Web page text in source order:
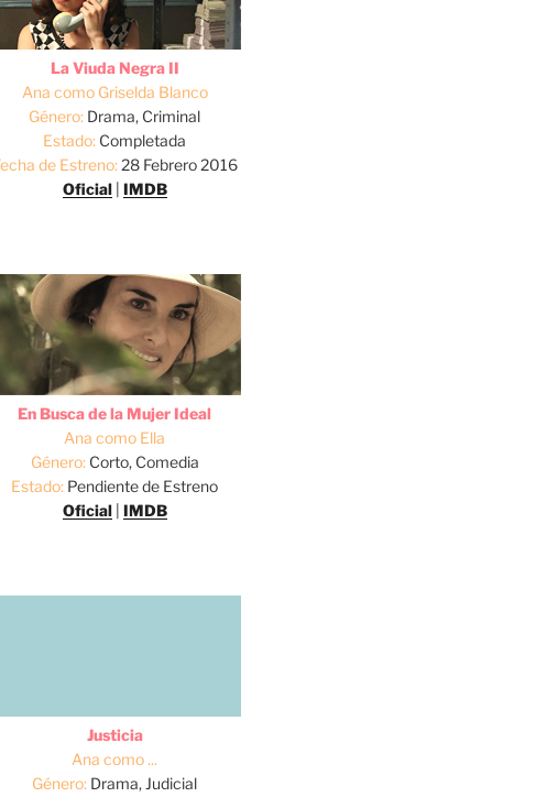
La Viuda Negra II
Ana como Griselda Blanco
Género: Drama, Criminal
Estado: Completada
de Estreno:28 Febrero 2016
Oficial| IMDB
En Busca de la Mujer Ideal
Ana como Ella
Género:Corto, Comedia
Estado: Pendiente de Estreno
Oficial| IMDB
Justicia
Ana como ...
Género: Drama, Judicial